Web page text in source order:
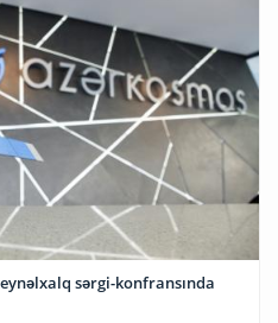
sərgi-konfransında